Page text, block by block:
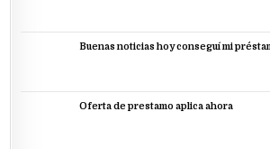
Buenas noticias hoy conseguí mi
Oferta de prestamo aplica ahora